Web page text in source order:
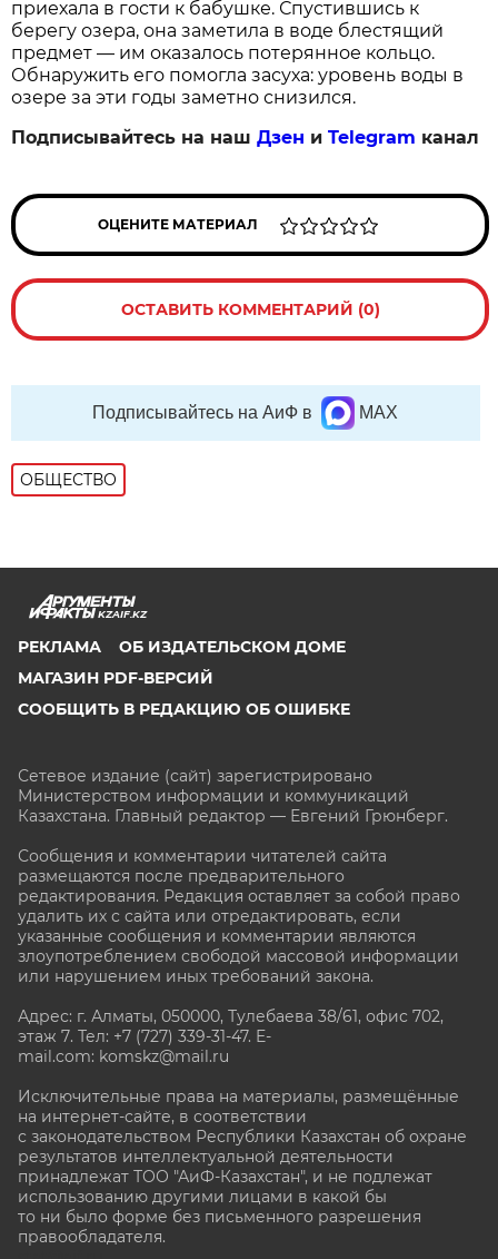
приехала в гости к бабушке. Спустившись к
берегу озера, она заметила в воде блестящий
предмет — им оказалось потерянное кольцо.
Обнаружить его помогла засуха: уровень воды в
озере за эти годы заметно снизился.
Подписывайтесь на нашДзен иTelegram канал
ОЦЕНИТЕ МАТЕРИАЛ
ОСТАВИТЬ КОММЕНТАРИЙ (0)
Подписывайтесь на АиФ в MAX
ОБЩЕСТВО
KZAIF.KZ
РЕКЛАМА
ОБ ИЗДАТЕЛЬСКОМ ДОМЕ
МАГАЗИН PDF-ВЕРСИЙ
СООБЩИТЬ В РЕДАКЦИЮ ОБ ОШИБКЕ
Сетевое издание (сайт) зарегистрировано
Министерством информации и коммуникаций
Казахстана. Главный редактор — Евгений Грюнберг.
Сообщения и комментарии читателей сайта
размещаются после предварительного
редактирования. Редакция оставляет за собой право
удалить их с сайта или отредактировать, если
указанные сообщения и комментарии являются
злоупотреблением свободой массовой информации
или нарушением иных требований закона.
Адрес: г. Алматы, 050000, Тулебаева 38/61, офис 702,
этаж 7. Тел: +7 (727) 339-31-47. E-
mail.com: komskz@mail.ru
Исключительные права на материалы, размещённые
на интернет-сайте, в соответствии
с законодательством Республики Казахстан об охране
результатов интеллектуальной деятельности
принадлежат ТОО "АиФ-Казахстан", и не подлежат
использованию другими лицами в какой бы
то ни было форме без письменного разрешения
правообладателя.